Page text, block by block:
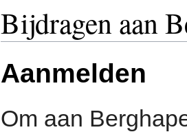
Bijdragen aan
Aanmelden
Om aan